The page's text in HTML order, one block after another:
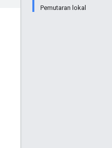
Pemutaran lokal